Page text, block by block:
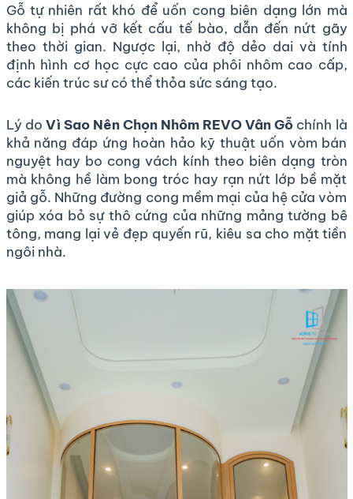
Gỗ tự nhiên rất khó để uốn cong biên dạng lớn mà
không bị phá vỡ kết cấu tế bào, dẫn đến nứt gãy
theo thời gian. Ngược lại, nhờ độ dẻo dai và tính
định hình cơ học cực cao của phôi nhôm cao cấp,
các kiến trúc sư có thể thỏa sức sáng tạo.
Lý do Vì Sao Nên Chọn Nhôm REVO Vân Gỗ chính là
khả năng đáp ứng hoàn hảo kỹ thuật uốn vòm bán
nguyệt hay bo cong vách kính theo biên dạng tròn
mà không hề làm bong tróc hay rạn nứt lớp bề mặt
giả gỗ. Những đường cong mềm mại của hệ cửa vòm
giúp xóa bỏ sự thô cứng của những mảng tường bê
tông, mang lại vẻ đẹp quyến rũ, kiêu sa cho mặt tiền
ngôi nhà.